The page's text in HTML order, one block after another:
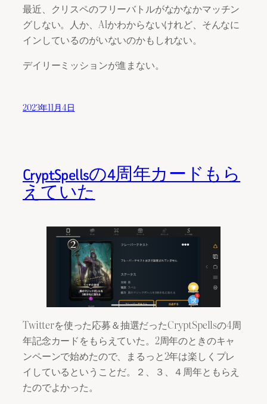
最近、クリスペのフリーバトルがなかなかマッチン
グしない。人か、AIかわからないけれど、そんなに
インしているのがいないのかもしれない。
デイリーミッションが進まない。
2023年11月4日
CryptSpellsの4周年カードもら
えていた
Twitterを使った応募＆抽選だったCryptSpellsの4周
年記念カードをもらえていた。2周年のときのキャ
ンペーンで始めたので、まるっと2年は楽しくプレ
イしているということだ。２、３、４周年ともらえ
たのでよかった。